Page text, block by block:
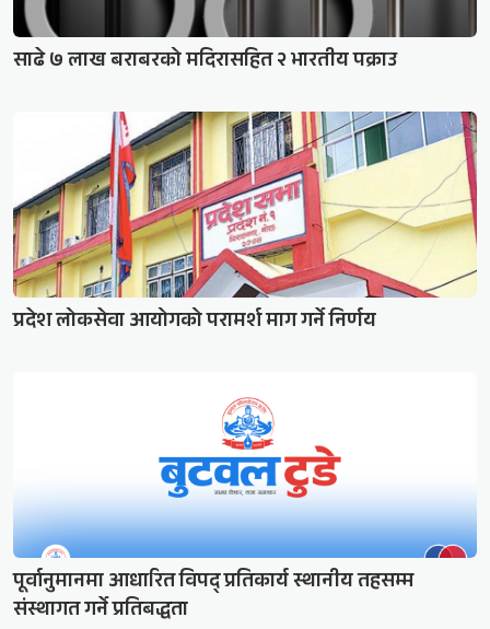
साढे ७ लाख बराबरको मदिरासहित २ भारतीय पक्राउ
प्रदेश लोकसेवा आयोगको परामर्श माग गर्ने निर्णय
पूर्वानुमानमा आधारित विपद् प्रतिकार्य स्थानीय तहसम्म
संस्थागत गर्ने प्रतिबद्धता